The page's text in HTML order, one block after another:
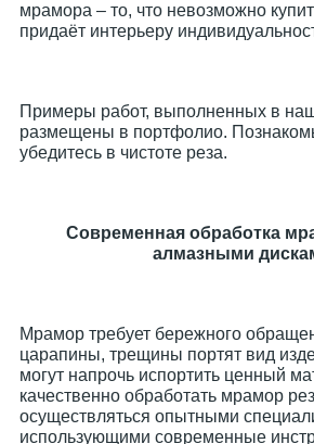
мрамора – то, что невозможно
придаёт интерьеру
Примеры работ, выполненных в
размещены в портфолио.
убедитесь в чистоте реза.
Современная обработка
алмазными
Мрамор требует бережного
царапины, трещины портят вид
могут напрочь испортить ценный
качественно обработать мрамор
осуществляться опытными
использующими современные